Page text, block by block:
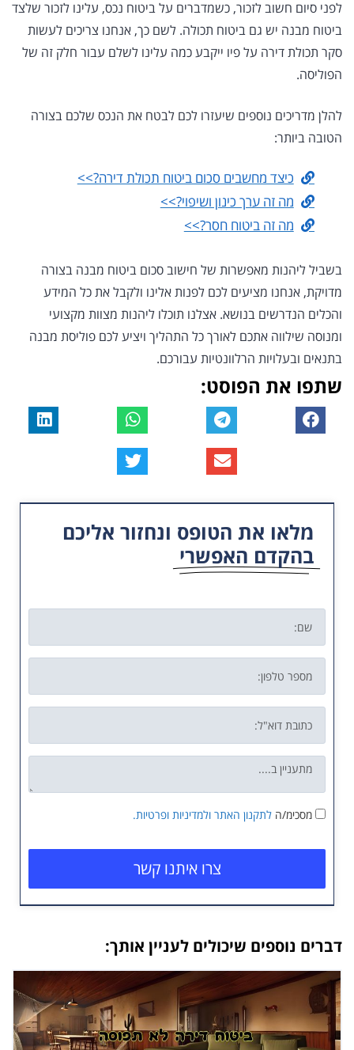
לפני סיום חשוב לזכור, כשמדברים על ביטוח נכס, עלינו לזכור שלצד
ביטוח מבנה יש גם ביטוח תכולה. לשם כך, אנחנו צריכים לעשות
סקר תכולת דירה על פיו ייקבע כמה עלינו לשלם עבור חלק זה של
הפוליסה.
להלן מדריכים נוספים שיעזרו לכם לבטח את הנכס שלכם בצורה
הטובה ביותר:
כיצד מחשבים סכום ביטוח תכולת דירה?>>
מה זה ערך כינון ושיפוי?>>
מה זה ביטוח חסר?>>
בשביל ליהנות מאפשרות של חישוב סכום ביטוח מבנה בצורה
מדויקת, אנחנו מציעים לכם לפנות אלינו ולקבל את כל המידע
והכלים הנדרשים בנושא. אצלנו תוכלו ליהנות מצוות מקצועי
ומנוסה שילווה אתכם לאורך כל התהליך ויציע לכם פוליסת מבנה
בתנאים ובעלויות הרלוונטיות עבורכם.
שתפו את הפוסט:
מלאו את הטופס ונחזור אליכם
בהקדם האפשרי
מסכימ/ה לתקנון האתר ולמדיניות ופרטיות.
צרו איתנו קשר
דברים נוספים שיכולים לעניין אותך: